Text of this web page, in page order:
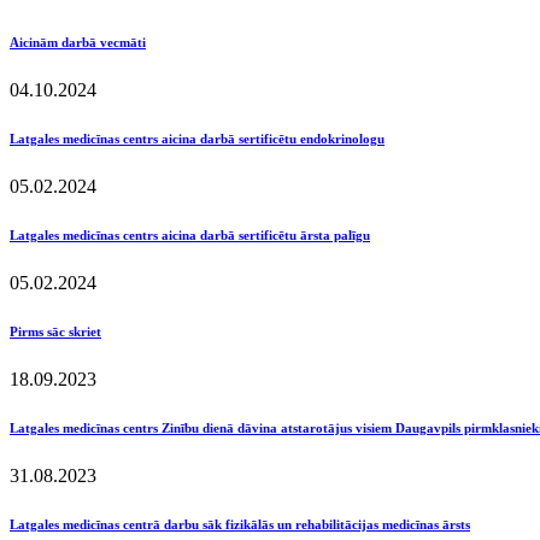
Aicinām darbā vecmāti
04.10.2024
Latgales medicīnas centrs aicina darbā sertificētu endokrinologu
05.02.2024
Latgales medicīnas centrs aicina darbā sertificētu ārsta palīgu
05.02.2024
Pirms sāc skriet
18.09.2023
Latgales medicīnas centrs Zinību dienā dāvina atstarotājus visiem Daugavpils
31.08.2023
Latgales medicīnas centrā darbu sāk fizikālās un rehabilitācijas medicīnas ārsts